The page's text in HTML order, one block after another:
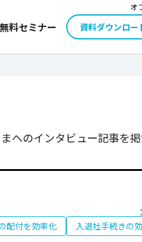
無料セミナー 資料ダウンロー
オ
のインタビュー記事を掲
配付を効率化
入退社手続きの